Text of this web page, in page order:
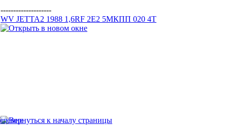
--------------------
WV JETTA2 1988 1,6RF 2E2 5МКПП 020 4T